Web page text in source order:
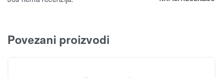
Povezani proizvodi